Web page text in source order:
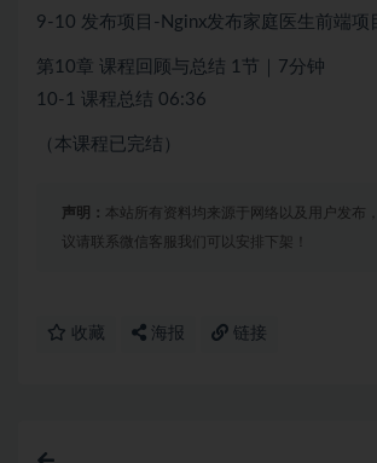
9-10 发布项目-Nginx发布家庭医生前端项
第10章 课程回顾与总结 1节｜7分钟
10-1 课程总结 06:36
（本课程已完结）
声明： 本站所有资料均来源于网络以及用户发布
议请联系微信客服我们可以安排下架！
收藏 海报 链接